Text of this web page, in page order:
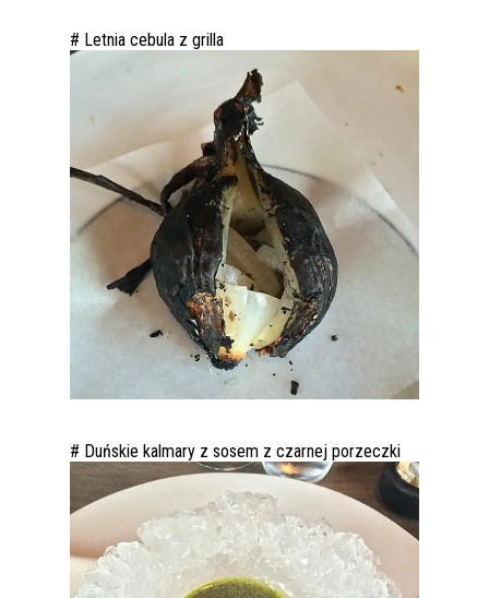
# Letnia cebula z grilla
# Duńskie kalmary z sosem z czarnej porzeczki